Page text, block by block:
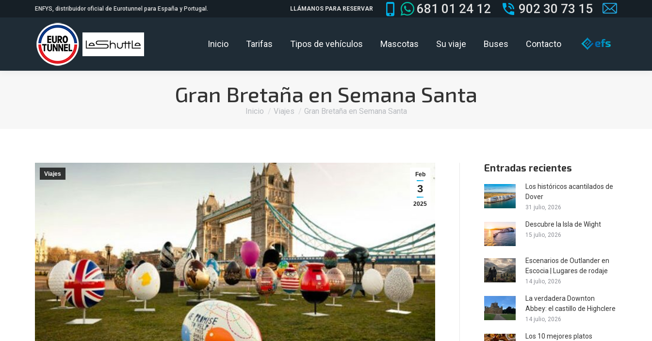
ENFYS, distribuidor oficial de Eurotunnel para España y Portugal. LLÁMANOS PARA RESERVAR 681 01 24 12 902 30 73 15
Mail
opens
new
Inicio Tarifas Tipos de vehículos Mascotas Su viaje Buses Contacto
Gran Bretaña en Semana Santa
Estás aquí:
Inicio Viajes Gran Bretaña en Semana Santa
Feb
3
2025
Viajes Entradas recientes
Los históricos acantilados de
Dover
31 julio, 2026
Descubre la Isla de Wight
15 julio, 2026
Escenarios de Outlander en
Escocia | Lugares de rodaje
14 julio, 2026
La verdadera Downton
Abbey: el castillo de Highclere
14 julio, 2026
Los 10 mejores platos